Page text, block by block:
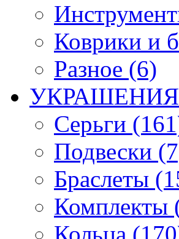
Коврики и
Разное (6)
УКРАШЕНИЯ
Серьги
Подвески
Браслеты
Комплекты